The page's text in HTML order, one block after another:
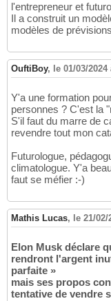
l'entrepreneur et
Il a construit un
modèles de
OuftiBoy, le 01/03/2024
Y'a une formation
personnes ? C'est la
S'il faut du marre de
revendre tout mon
Futurologue,
climatologue. Y'a
faut se méfier :-)
Mathis Lucas, le 21/
Elon Musk déclare
rendront l'argent
parfaite »
mais ses propos
tentative de vendre